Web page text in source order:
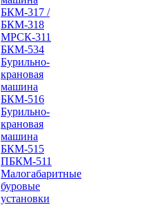
БКМ-317 /
БКМ-318
МРСК-311
БКМ-534
Бурильно-
крановая
машина
БКМ-516
Бурильно-
крановая
машина
БКМ-515
ПБКМ-511
Малогабаритные
буровые
установки